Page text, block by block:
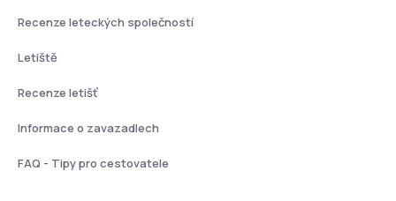
Recenze leteckých společností
Letiště
Recenze letišť
Informace o zavazadlech
FAQ - Tipy pro cestovatele